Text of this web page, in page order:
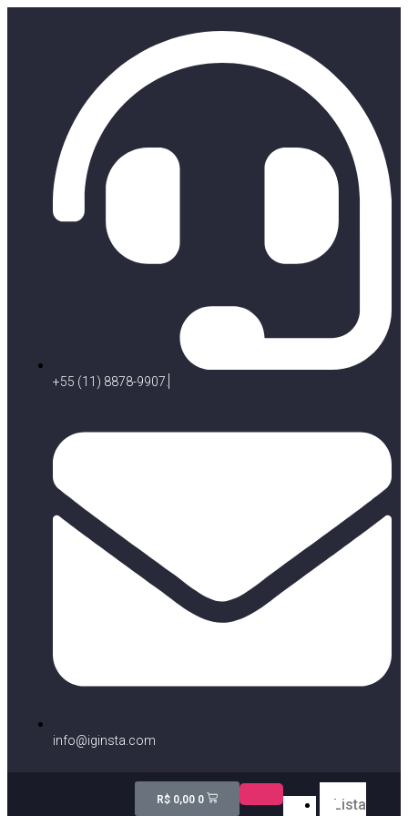
+55 (11) 8878-9907.
info@iginsta.com
R$0,00 0
Lista